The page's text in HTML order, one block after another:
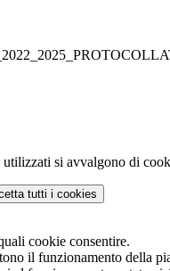
si avvalgono di
tutti i cookies
cookie consentire.
il funzionamento della